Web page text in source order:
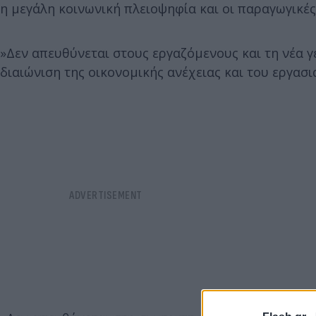
η μεγάλη κοινωνική πλειοψηφία και οι
»Δεν απευθύνεται στους εργαζόμενους και τη
διαιώνιση της οικονομικής ανέχειας και του